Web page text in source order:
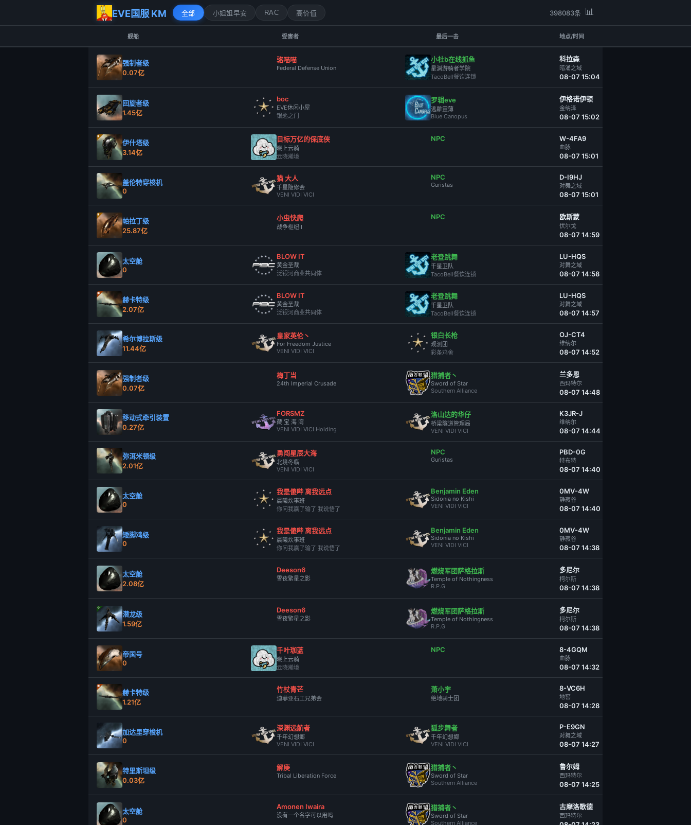
EVE国服 KM 全部 小姐姐早安 RAC 高价值 398083条 📊
舰船 受害者 最后一击 地点/时间
强制者级
0.07亿
骆喵喵
Federal Defense Union
小杜b在线抓鱼
星渊游骑者学院
TacoBell餐饮连锁
科拉森
暗涌之域
08-07 15:04
回旋者级
1.45亿
boc
EVE休闲小屋
银匙之门
罗辑eve
逃離靈薄
Blue Canopus
伊格诺伊顿
金纳泽
08-07 15:02
伊什塔级
3.14亿
目标万亿的保底侠
晓上云骑
云晓瀚境
NPC W-4FA9
血脉
08-07 15:01
盖伦特穿梭机
0
猫 大人
千星隐修会
VENI VIDI VICI
NPC
Guristas
D-I9HJ
对舞之域
08-07 15:01
帕拉丁级
25.87亿
小虫快爬
战争枢纽II
NPC 欧斯蒙
伏尔戈
08-07 14:59
太空舱
0
BLOW IT
黄金圣裁
泛银河商业共同体
老登跳舞
千星卫队
TacoBell餐饮连锁
LU-HQS
对舞之域
08-07 14:58
赫卡特级
2.07亿
BLOW IT
黄金圣裁
泛银河商业共同体
老登跳舞
千星卫队
TacoBell餐饮连锁
LU-HQS
对舞之域
08-07 14:57
希尔博拉斯级
11.44亿
皇家英伦丶
For Freedom Justice
VENI VIDI VICI
银白长枪
观测团
彩条鸡舍
OJ-CT4
维纳尔
08-07 14:52
强制者级
0.07亿
梅丁当
24th Imperial Crusade
猎捕者丶
Sword of Star
Southern Alliance
兰多恩
西玛特尔
08-07 14:48
移动式牵引装置
0.27亿
FORSMZ
藏 宝 海 湾
VENI VIDI VICI Holding
洛山达的华仔
桥梁隧道管理局
VENI VIDI VICI
K3JR-J
维纳尔
08-07 14:44
弥洱米顿级
2.01亿
勇闯星辰大海
北境冬临
VENI VIDI VICI
NPC
Guristas
PBD-0G
特布特
08-07 14:40
太空舱
0
我是傻哔 离我远点
晨曦炊事班
你问我赢了输了 我说悟了
Benjamin Eden
Sidonia no Kishi
VENI VIDI VICI
0MV-4W
静寂谷
08-07 14:40
矮脚鸡级
0
我是傻哔 离我远点
晨曦炊事班
你问我赢了输了 我说悟了
Benjamin Eden
Sidonia no Kishi
VENI VIDI VICI
0MV-4W
静寂谷
08-07 14:38
太空舱
2.08亿
Deeson6
雪夜繁星之影
燃烧军团萨格拉斯
Temple of Nothingness
R.P.G
多尼尔
柯尔斯
08-07 14:38
潜龙级
1.59亿
Deeson6
雪夜繁星之影
燃烧军团萨格拉斯
Temple of Nothingness
R.P.G
多尼尔
柯尔斯
08-07 14:38
帝国号
0
千叶珈蓝
晓上云骑
云晓瀚境
NPC 8-4GQM
血脉
08-07 14:32
赫卡特级
1.21亿
竹杖青芒
迪菲亚石工兄弟会
萧小宇
绝地骑士团
8-VC6H
地窖
08-07 14:28
加达里穿梭机
0
深渊远航者
千年幻想鄉
VENI VIDI VICI
狐步舞者
千年幻想鄉
VENI VIDI VICI
P-E9GN
对舞之域
08-07 14:27
特里斯坦级
0.03亿
解庚
Tribal Liberation Force
猎捕者丶
Sword of Star
Southern Alliance
鲁尔姆
西玛特尔
08-07 14:25
太空舱
0
Amonen Iwaira
没有一个名字可以用吗
猎捕者丶
Sword of Star
Southern Alliance
古摩洛歌德
西玛特尔